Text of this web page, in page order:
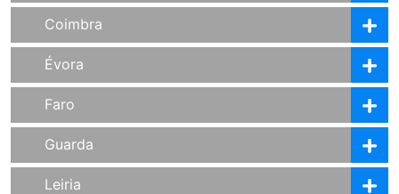
Coimbra
Évora
Faro
Guarda
Leiria